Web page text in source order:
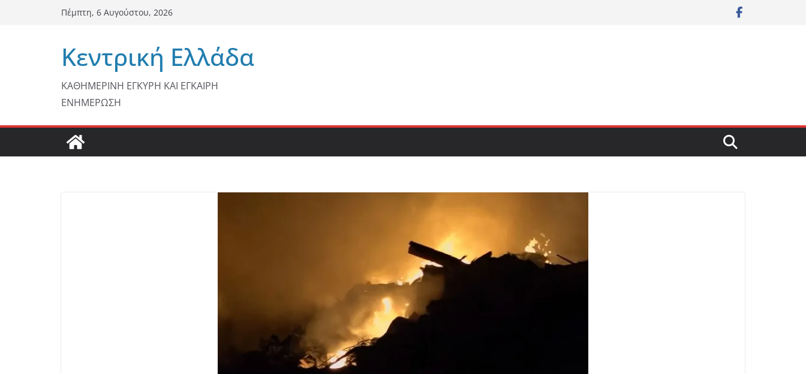
Πέμπτη, 6 Αυγούστου, 2026
Κεντρική Ελλάδα
ΚΑΘΗΜΕΡΙΝΗ ΕΓΚΥΡΗ ΚΑΙ ΕΓΚΑΙΡΗ
ΕΝΗΜΕΡΩΣΗ